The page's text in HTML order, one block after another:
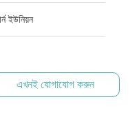
ইউনিয়ন
এখনই যোগাযোগ করুন